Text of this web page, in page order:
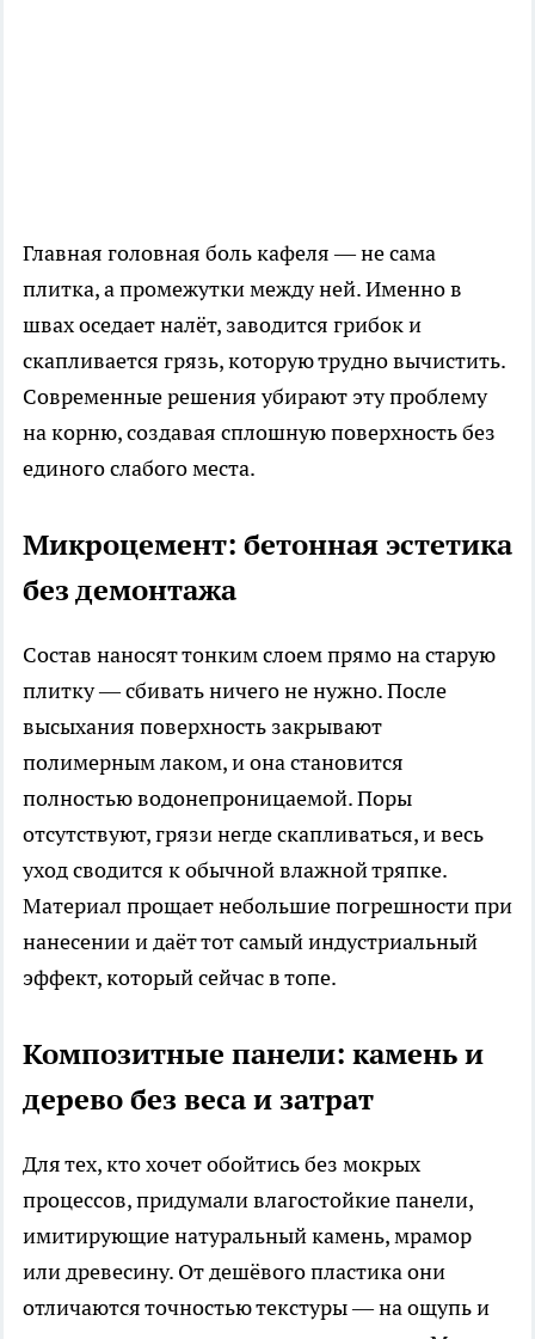
Главная головная боль кафеля — не сама
плитка, а промежутки между ней. Именно в
швах оседает налёт, заводится грибок и
скапливается грязь, которую трудно вычистить.
Современные решения убирают эту проблему
на корню, создавая сплошную поверхность без
единого слабого места.
Микроцемент: бетонная эстетика
без демонтажа
Состав наносят тонким слоем прямо на старую
плитку — сбивать ничего не нужно. После
высыхания поверхность закрывают
полимерным лаком, и она становится
полностью водонепроницаемой. Поры
отсутствуют, грязи негде скапливаться, и весь
уход сводится к обычной влажной тряпке.
Материал прощает небольшие погрешности при
нанесении и даёт тот самый индустриальный
эффект, который сейчас в топе.
Композитные панели: камень и
дерево без веса и затрат
Для тех, кто хочет обойтись без мокрых
процессов, придумали влагостойкие панели,
имитирующие натуральный камень, мрамор
или древесину. От дешёвого пластика они
отличаются точностью текстуры — на ощупь и